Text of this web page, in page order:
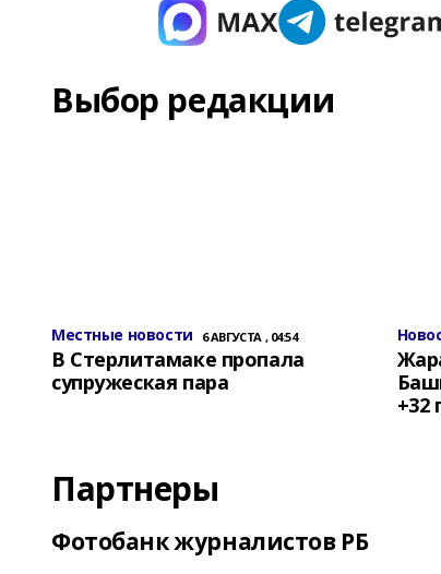
Выбор редакции
Местные новости 6 АВГУСТА , 04:54
В Стерлитамаке пропала
супружеская пара
+32
Партнеры
Фотобанк журналистов РБ